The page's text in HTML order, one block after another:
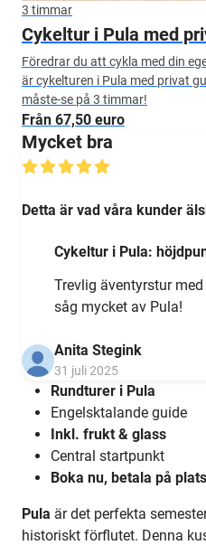
3 timmar
Cykeltur i Pula med
Föredrar du att cykla med din
är cykelturen i Pula med privat
måste-se på 3 timmar!
Från 67,50 euro
Mycket bra
Detta är vad våra kunder
Cykeltur i Pula:
Trevlig äventyrstur
såg mycket av Pula!
Anita Stegink
31 juli 2025
Rundturer i Pula
Engelsktalande guide
Inkl. frukt & glass
Central startpunkt
Boka nu, betala på plats
Pula är det perfekta
historiskt förflutet. Denna